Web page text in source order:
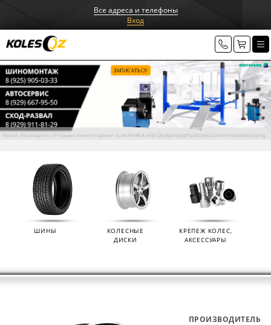
Все адреса и телефоны
Вход
ШИНЫ
КОЛЕСНЫЕ
ДИСКИ
КРЕПЕЖ КОЛЕС,
АКСЕССУАРЫ
ПРОИЗВОДИТЕЛЬ